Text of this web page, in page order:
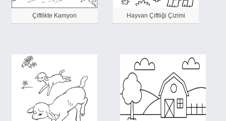
Çiftlikte Kamyon Hayvan Çiftliği Çizimi